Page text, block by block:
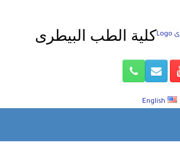
كلية الطب البيطرى
English